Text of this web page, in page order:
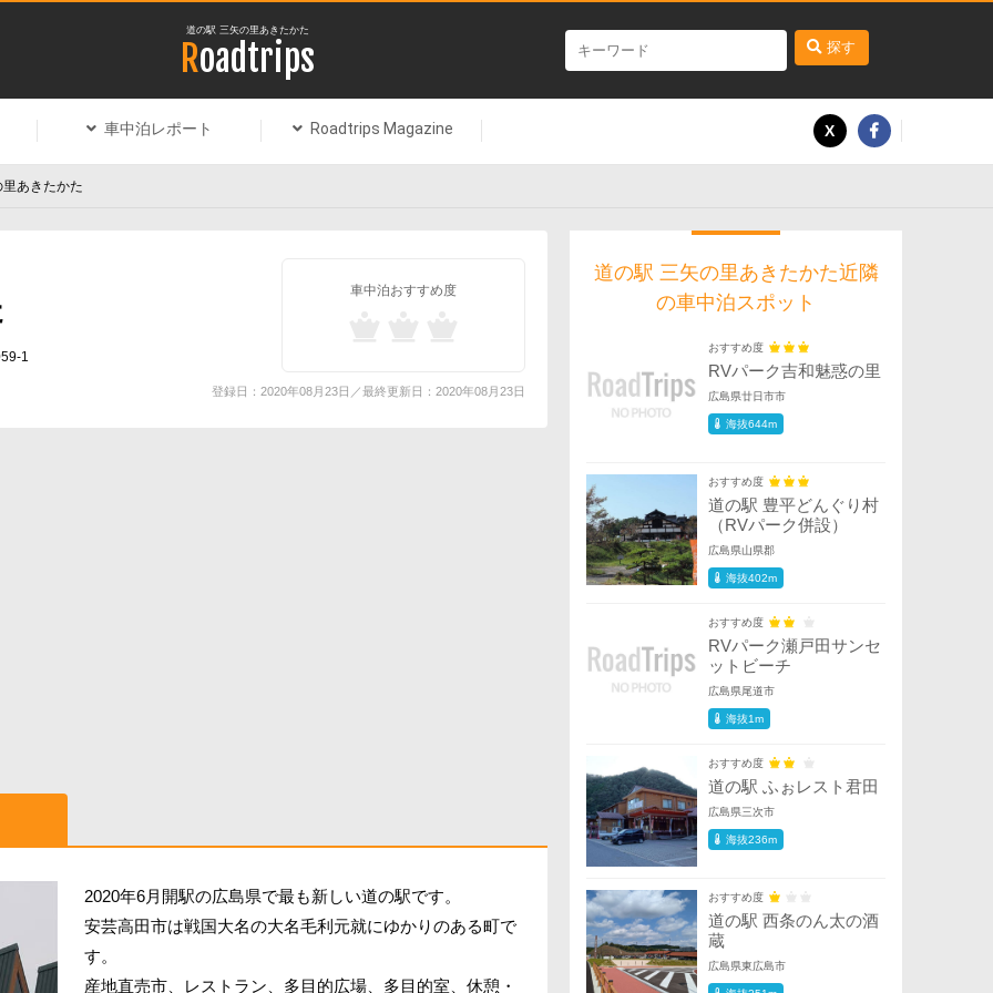
道の駅 三矢の里あきたかた
Roadtrips 探す
車中泊レポート Roadtrips Magazine
あきたかた
1
車中泊おすすめ度
登録日：2020年08月23日／最終更新日：2020年08月23日
2020年6月開駅の広島県で最も新しい道の駅です。
安芸高田市は戦国大名の大名毛利元就にゆかりのある町で
す。
産地直売市、レストラン、多目的広場、多目的室、休憩・
道の駅 三矢の里あきたかた近隣
の車中泊スポット
おすすめ度
RVパーク吉和魅惑の里
広島県廿日市市
海抜644m
おすすめ度
道の駅 豊平どんぐり村
（RVパーク併設）
広島県山県郡
海抜402m
おすすめ度
RVパーク瀬戸田サンセ
ットビーチ
広島県尾道市
海抜1m
おすすめ度
道の駅 ふぉレスト君田
広島県三次市
海抜236m
おすすめ度
道の駅 西条のん太の酒
蔵
広島県東広島市